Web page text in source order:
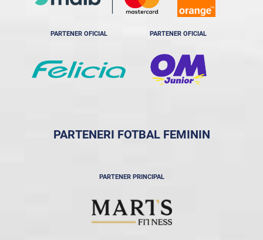
PARTENER OFICIAL PARTENER OFICIAL
PARTENERI FOTBAL FEMININ
PARTENER PRINCIPAL